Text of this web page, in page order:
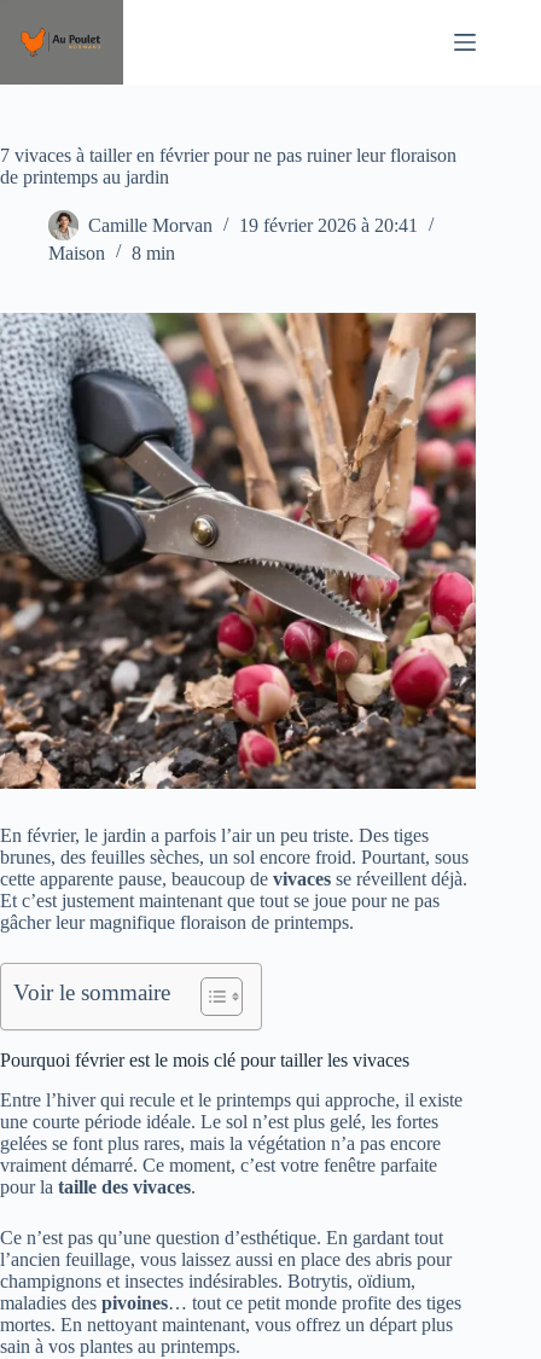
contenu
7 vivaces à tailler en février pour ne pas ruiner leur floraison
de printemps au jardin
Camille Morvan
19 février 2026 à 20:41
Maison
8 min
En février, le jardin a parfois l’air un peu triste. Des tiges
brunes, des feuilles sèches, un sol encore froid. Pourtant, sous
cette apparente pause, beaucoup de vivaces se réveillent déjà.
Et c’est justement maintenant que tout se joue pour ne pas
gâcher leur magnifique floraison de printemps.
Voir le sommaire
Pourquoi février est le mois clé pour tailler les vivaces
Entre l’hiver qui recule et le printemps qui approche, il existe
une courte période idéale. Le sol n’est plus gelé, les fortes
gelées se font plus rares, mais la végétation n’a pas encore
vraiment démarré. Ce moment, c’est votre fenêtre parfaite
pour la taille des vivaces.
Ce n’est pas qu’une question d’esthétique. En gardant tout
l’ancien feuillage, vous laissez aussi en place des abris pour
champignons et insectes indésirables. Botrytis, oïdium,
maladies des pivoines… tout ce petit monde profite des tiges
mortes. En nettoyant maintenant, vous offrez un départ plus
sain à vos plantes au printemps.